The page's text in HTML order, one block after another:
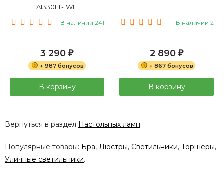
A1330LT-1WH
В наличии 241
3 290 ₽
+ 987 бонусов
В корзину
В наличии 2
2 890 ₽
+ 867 бонусов
В корзину
Вернуться в раздел Настольных ламп.
Популярные товары: Бра, Люстры, Светильники, Торшеры,
Уличные светильники.